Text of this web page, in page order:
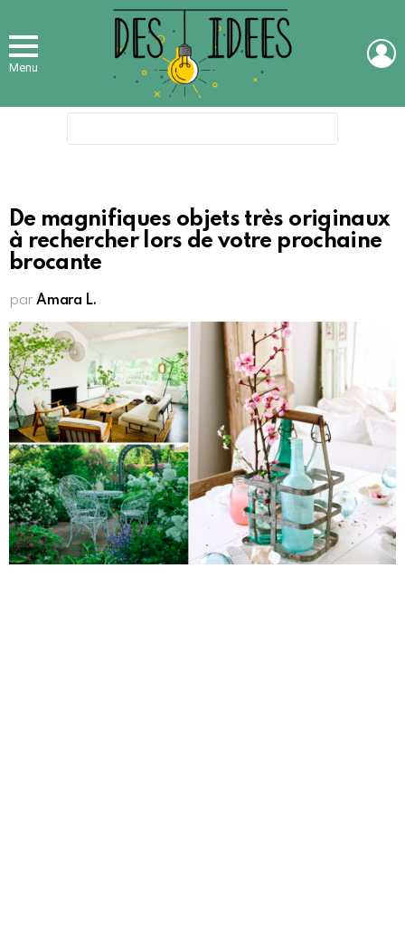
Menu
De magnifiques objets très originaux
à rechercher lors de votre prochaine
brocante
par Amara L.